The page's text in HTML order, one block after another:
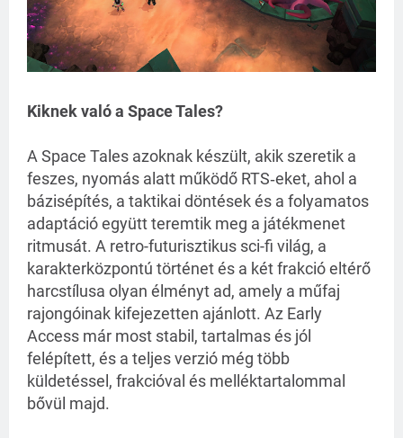
Kiknek való a Space Tales?
A Space Tales azoknak készült, akik szeretik a
feszes, nyomás alatt működő RTS‑eket, ahol a
bázisépítés, a taktikai döntések és a folyamatos
adaptáció együtt teremtik meg a játékmenet
ritmusát. A retro-futurisztikus sci-fi világ, a
karakterközpontú történet és a két frakció eltérő
harcstílusa olyan élményt ad, amely a műfaj
rajongóinak kifejezetten ajánlott. Az Early
Access már most stabil, tartalmas és jól
felépített, és a teljes verzió még több
küldetéssel, frakcióval és melléktartalommal
bővül majd.